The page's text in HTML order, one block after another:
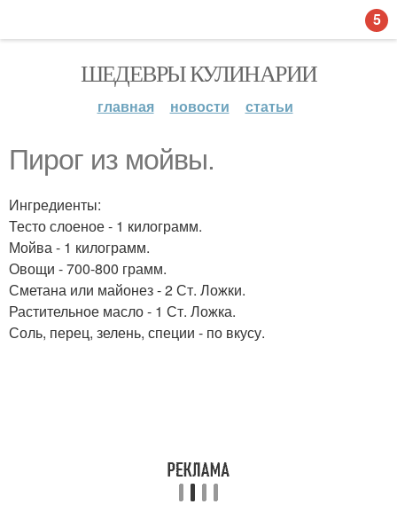
ШЕДЕВРЫ КУЛИНАРИИ
главная новости статьи
Пирог из мойвы.
Ингредиенты:
Тесто слоеное - 1 килограмм.
Мойва - 1 килограмм.
Овощи - 700-800 грамм.
Сметана или майонез - 2 Ст. Ложки.
Растительное масло - 1 Ст. Ложка.
Соль, перец, зелень, специи - по вкусу.
5